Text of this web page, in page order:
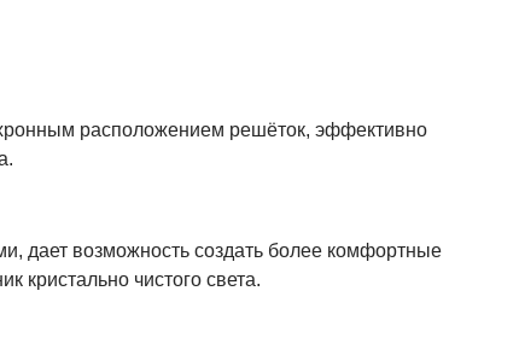
расположением решёток, эффективно
дает возможность создать более комфортные
кристально чистого света.